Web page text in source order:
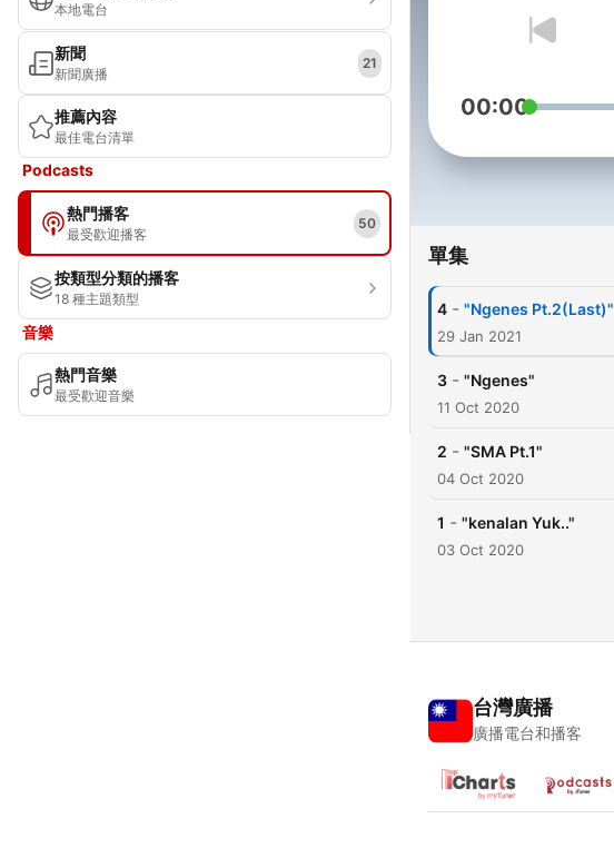
本地電台
新聞
新聞廣播
21
推薦內容
最佳電台清單
Podcasts
熱門播客
最受歡迎播客
50
按類型分類的播客
18 種主題類型
音樂
熱門音樂
最受歡迎音樂
00:00
單集
4 - "Ngenes Pt.2(Last)"
29 Jan 2021
3 - "Ngenes"
11 Oct 2020
2 - "SMA Pt.1"
04 Oct 2020
1 - "kenalan Yuk.."
03 Oct 2020
台灣廣播
廣播電台和播客